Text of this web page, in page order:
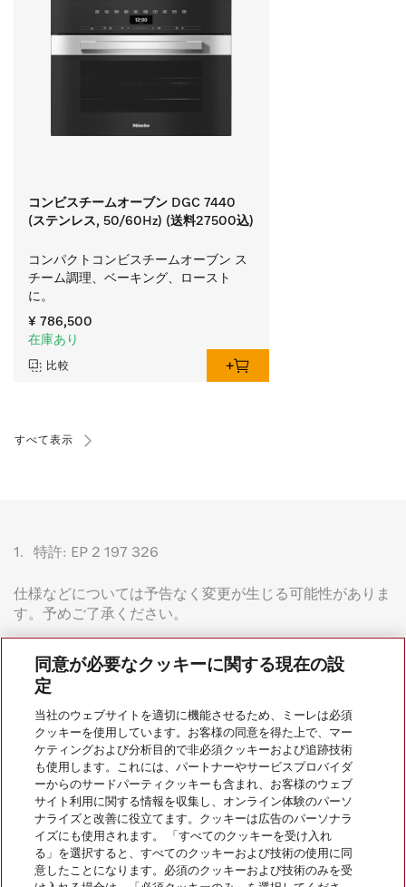
コンビスチームオーブン DGC 7440
(ステンレス, 50/60Hz) (送料27500込)
コンパクトコンビスチームオーブン ス
チーム調理、ベーキング、ロースト
に。
¥ 786,500
在庫あり
比較
すべて表示
1. 特許: EP 2 197 326
仕様などについては予告なく変更が生じる可能性がありま
す。予めご了承ください。
会社案内
サービス
同意が必要なクッキーに関する現在の設
定
当社のウェブサイトを適切に機能させるため、ミーレは必須
クッキーを使用しています。お客様の同意を得た上で、マー
ケティングおよび分析目的で非必須クッキーおよび追跡技術
も使用します。これには、パートナーやサービスプロバイダ
ーからのサードパーティクッキーも含まれ、お客様のウェブ
サイト利用に関する情報を収集し、オンライン体験のパーソ
ナライズと改善に役立てます。クッキーは広告のパーソナラ
イズにも使用されます。 「すべてのクッキーを受け入れ
る」を選択すると、すべてのクッキーおよび技術の使用に同
意したことになります。必須のクッキーおよび技術のみを受